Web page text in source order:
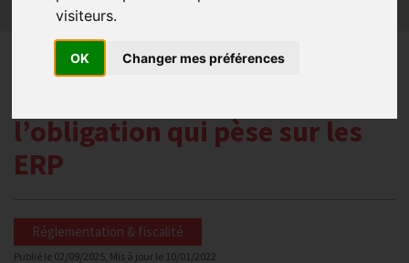
visiteurs.
OK Changer mes préférences
Sécurité et Accessibilité
La mise à disposition de
l’obligation qui pèse sur les
ERP
Réglementation & fiscalité
Publié le 02/09/2025 , Mis à jour le 10/01/2022